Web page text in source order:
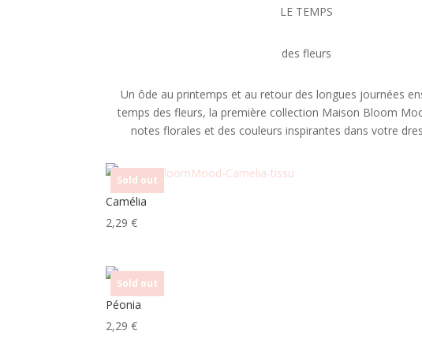
LE TEMPS
des fleurs
Un ôde au printemps et au retour des longues journées
temps des fleurs, la première collection Maison Bloom
notes florales et des couleurs inspirantes dans votre
Sold out
Camélia
2,29€
Sold out
Péonia
2,29€